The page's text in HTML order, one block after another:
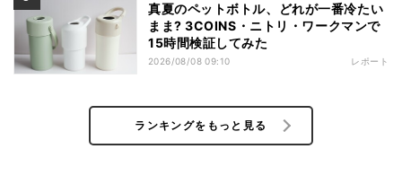
真夏のペットボトル、どれが一番冷たい
まま? 3COINS・ニトリ・ワークマンで
15時間検証してみた
2026/08/08 09:10 レポート
ランキングをもっと見る